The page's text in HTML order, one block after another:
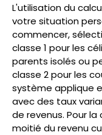
L'utilisation du
votre situation
commencer,
classe 1 pour les
parents isolés ou
classe 2 pour les
système applique
avec des taux
de revenus. Pour
moitié du revenu